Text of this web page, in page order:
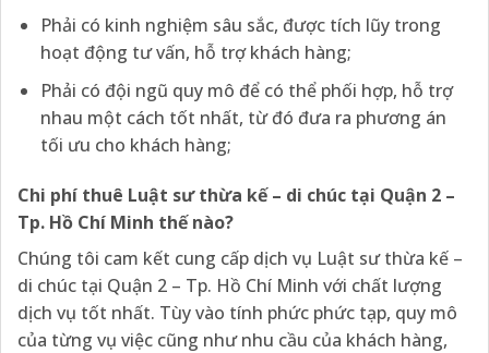
Phải có kinh nghiệm sâu sắc, được tích lũy trong
hoạt động tư vấn, hỗ trợ khách hàng;
Phải có đội ngũ quy mô để có thể phối hợp, hỗ trợ
nhau một cách tốt nhất, từ đó đưa ra phương án
tối ưu cho khách hàng;
Chi phí thuê Luật sư thừa kế – di chúc tại Quận 2 –
Tp. Hồ Chí Minh thế nào?
Chúng tôi cam kết cung cấp dịch vụ Luật sư thừa kế –
di chúc tại Quận 2 – Tp. Hồ Chí Minh với chất lượng
dịch vụ tốt nhất. Tùy vào tính phức phức tạp, quy mô
của từng vụ việc cũng như nhu cầu của khách hàng,